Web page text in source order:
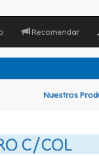
Recomendar
Nuestros
C/COL